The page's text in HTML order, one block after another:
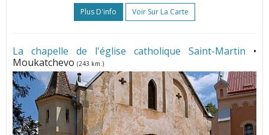
Plus D'info Voir Sur La Carte
La chapelle de l'église catholique Saint-Martin
•
Moukatchevo (243 km.)